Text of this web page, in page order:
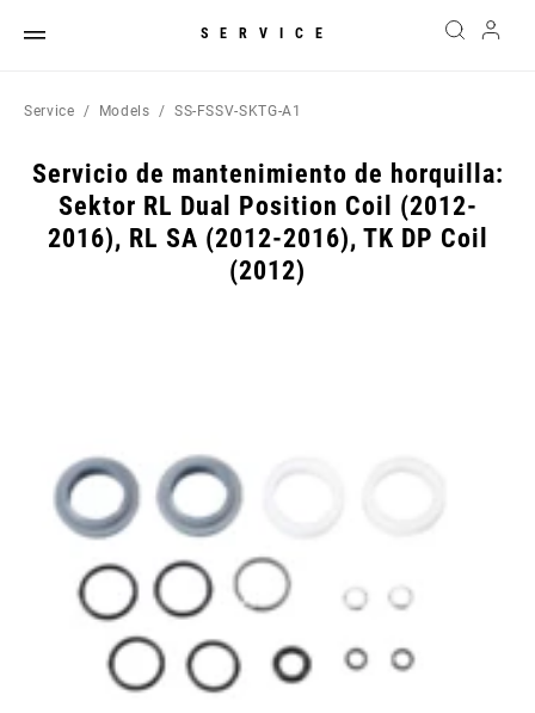
SERVICE
Service Models SS-FSSV-SKTG-A1
Servicio de mantenimiento de horquilla:
Sektor RL Dual Position Coil (2012-
2016), RL SA (2012-2016), TK DP Coil
(2012)